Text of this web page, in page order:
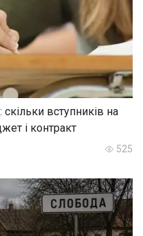
вступників на
і контракт
525